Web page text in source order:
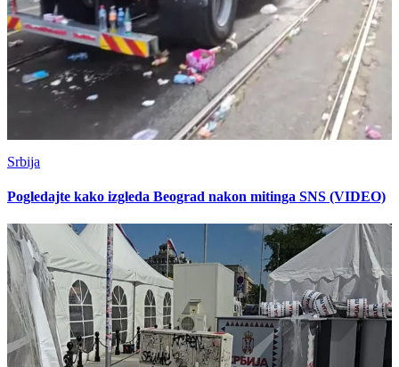
Srbija
Pogledajte kako izgleda Beograd nakon mitinga SNS (VIDEO)